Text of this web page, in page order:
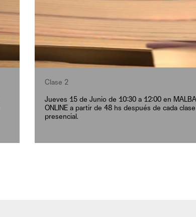
Clase 2
Jueves 15 de Junio de 10:30 a 12:00 en
ONLINE a partir de 48 hs después de cada clase
presencial.